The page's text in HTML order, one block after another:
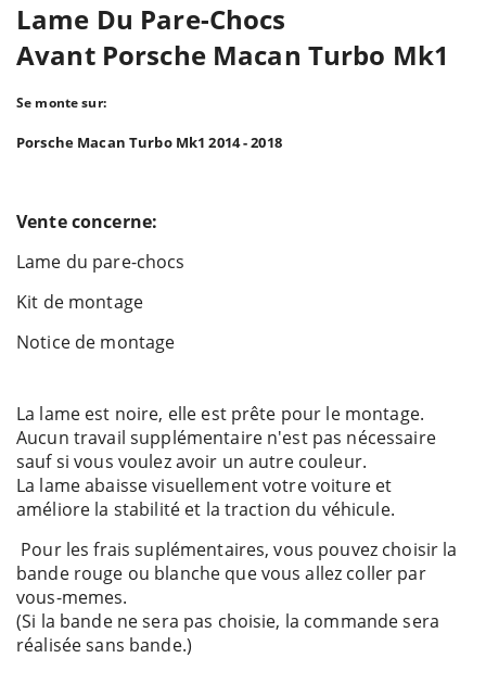
Lame Du Pare-Chocs
Avant Porsche Macan Turbo Mk1
Se monte sur:
Porsche Macan Turbo Mk1 2014 - 2018
Vente concerne:
Lame du pare-chocs
Kit de montage
Notice de montage
La lame est noire, elle est prête pour le montage.
Aucun travail supplémentaire n'est pas nécessaire
sauf si vous voulez avoir un autre couleur.
La lame abaisse visuellement votre voiture et
améliore la stabilité et la traction du véhicule.
Pour les frais suplémentaires, vous pouvez choisir la
bande rouge ou blanche que vous allez coller par
vous-memes.
(Si la bande ne sera pas choisie, la commande sera
réalisée sans bande.)